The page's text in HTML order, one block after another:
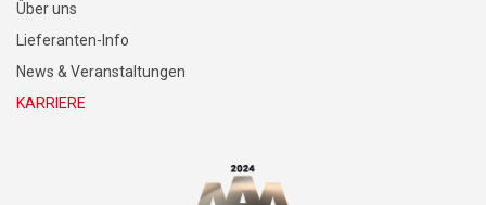
Über uns
Lieferanten-Info
News & Veranstaltungen
KARRIERE